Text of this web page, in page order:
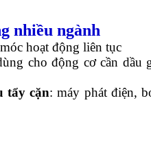
nhiều ngành
hoạt động liên tục
cho động cơ cần dầu
tẩy cặn: máy phát điện,